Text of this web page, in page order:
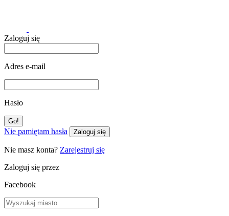
Zaloguj się
Adres e-mail
Hasło
Nie pamiętam hasła Zaloguj się
Nie masz konta? Zarejestruj się
Zaloguj się przez
Facebook